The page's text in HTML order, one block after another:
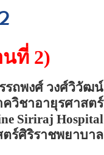
นที่ 2)
รถพงศ์ วงศ์วิวัฒน์
ควิชาอายุรศาสตร์
Siriraj Hospital
ร์ศิริราชพยาบาล